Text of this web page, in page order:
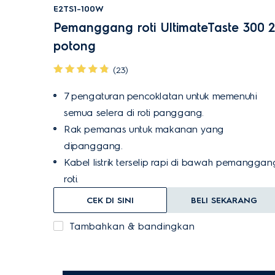
E2TS1-100W
Pemanggang roti UltimateTaste 300 2
potong
(23)
7 pengaturan pencoklatan untuk memenuhi
semua selera di roti panggang.
Rak pemanas untuk makanan yang
dipanggang.
Kabel listrik terselip rapi di bawah
roti.
CEK DI SINI BELI SEKARANG
Tambahkan & bandingkan